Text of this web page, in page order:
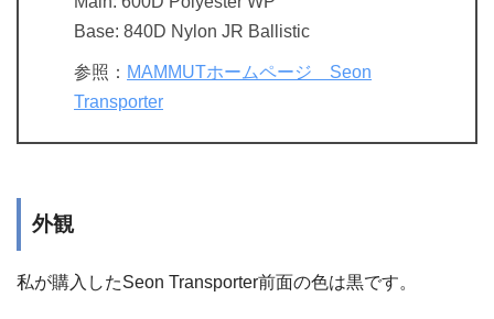
Base: 840D Nylon JR Ballistic
参照： MAMMUTホームページ Seon
Transporter
外観
私が購入したSeon Transporter前面の色は黒です。